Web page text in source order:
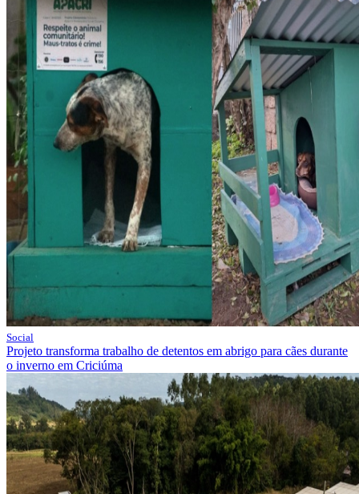
Social
Projeto transforma trabalho de detentos em abrigo para cães durante
o inverno em Criciúma